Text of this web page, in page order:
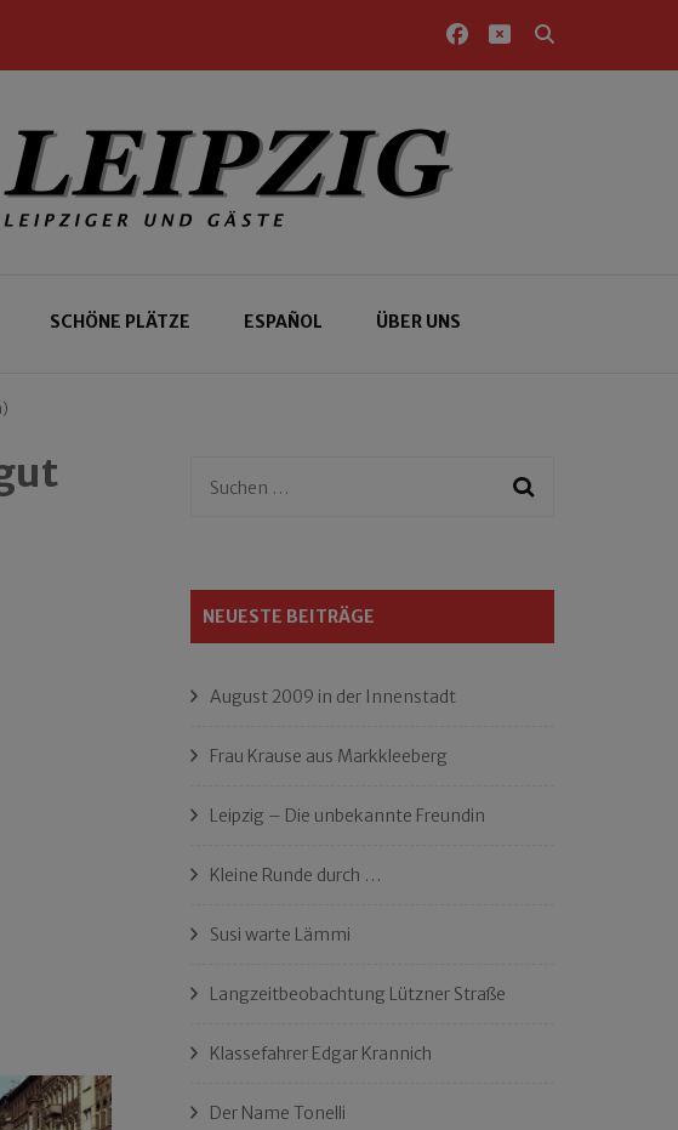
SCHÖNE PLÄTZE ESPAÑOL ÜBER UNS
Suchen
NEUESTE BEITRÄGE
August 2009 in der Innenstadt
Frau Krause aus Markkleeberg
Leipzig – Die unbekannte Freundin
Kleine Runde durch …
Susi warte Lämmi
Langzeitbeobachtung Lützner Straße
Klassefahrer Edgar Krannich
Der Name Tonelli